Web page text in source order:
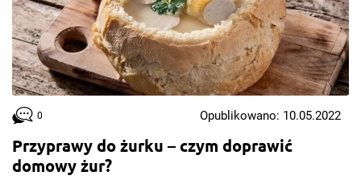
Przyprawy do żurku – czym doprawić
domowy żur?
0 Opublikowano: 10.05.2022